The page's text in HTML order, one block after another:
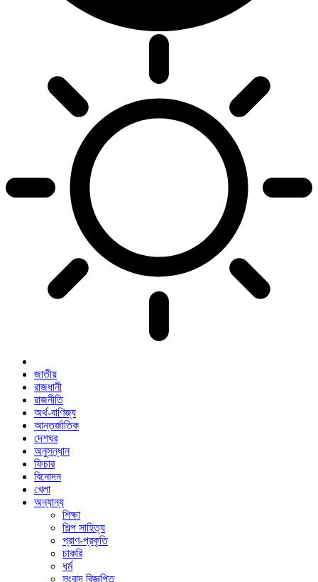
জাতীয়
রাজধানী
রাজনীতি
অর্থ-বাণিজ্য
আন্তর্জাতিক
দেশঘর
অনুসন্ধান
ফিচার
বিনোদন
খেলা
অন্যান্য
শিক্ষা
শিল্প সাহিত্য
প্রাণ-প্রকৃতি
চাকরি
ধর্ম
সংবাদ বিজ্ঞপ্তি